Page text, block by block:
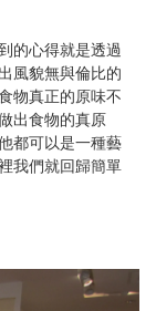
的心得就是透過
風貌無與倫比的
物真正的原味不
出食物的真原
都可以是一種藝
我們就回歸簡單